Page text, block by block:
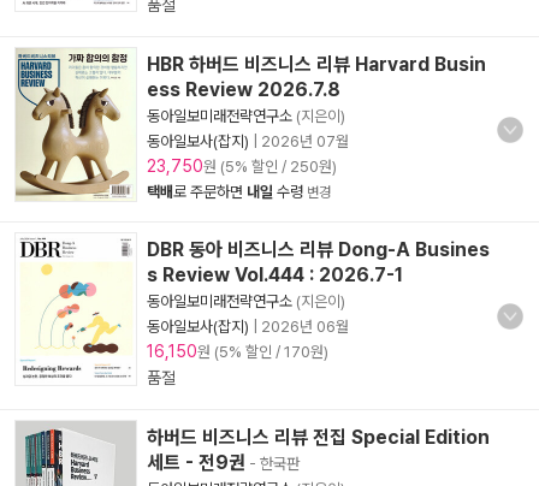
품절
HBR 하버드 비즈니스 리뷰 Harvard Busin
ess Review 2026.7.8
동아일보미래전략연구소 (지은이)
동아일보사(잡지)
2026년 07월
23,750원 (5% 할인 / 250원)
택배로 주문하면 내일 수령 변경
DBR 동아 비즈니스 리뷰 Dong-A Busines
s Review Vol.444 : 2026.7-1
동아일보미래전략연구소 (지은이)
동아일보사(잡지)
2026년 06월
16,150원 (5% 할인 / 170원)
품절
하버드 비즈니스 리뷰 전집 Special Edition
세트 - 전9권 - 한국판